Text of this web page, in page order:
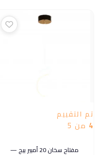
تم التقييم
4 من 5
مفتاح سخان 20 أمبير بيج —